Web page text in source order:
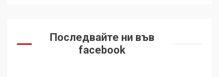
Последвайте ни във
facebook